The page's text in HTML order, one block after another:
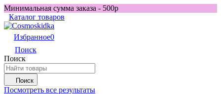
Минимальная сумма заказа - 500р
Каталог товаров
Избранное0
Поиск
Поиск
Поиск
Посмотреть все результаты